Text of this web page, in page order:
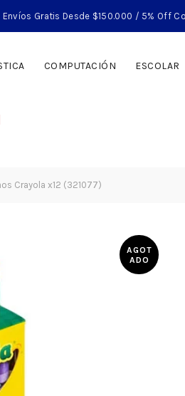
Envíos Gratis Desde $150.000 / 5% Off
COMPUTACIÓN ESCOLAR
Crayola x12 (321077)
AGOT
ADO